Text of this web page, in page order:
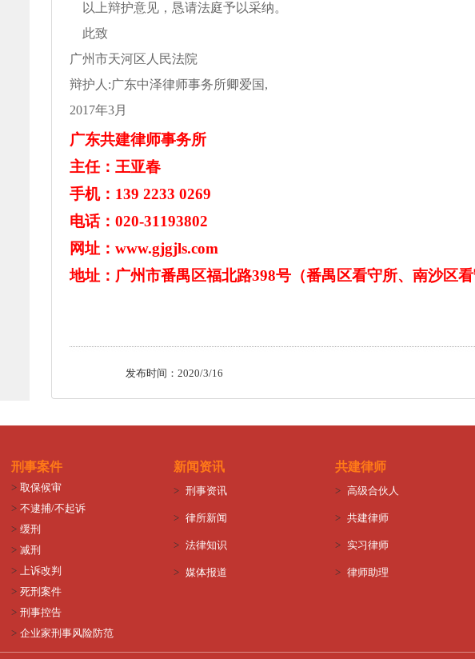
以上辩护意见，恳请法庭予以采纳。
此致
广州市天河区人民法院
辩护人 :广东中泽律师事务所卿爱国,
2017年3月
广东共建律师事务所
主任： 王亚春
手机： 139 2233 0269
电话： 020-31193802
网址： www.gjgjls.com
地址：广州市番禺区福北路398号（番禺区看守所、南沙区看
发布时间：2020/3/16
刑事案件
> 取保候审
> 不逮捕/不起诉
> 缓刑
> 减刑
> 上诉改判
> 死刑案件
> 刑事控告
> 企业家刑事风险防范
新闻资讯
> 刑事资讯
> 律所新闻
> 法律知识
> 媒体报道
共建律师
> 高级合伙人
> 共建律师
> 实习律师
> 律师助理